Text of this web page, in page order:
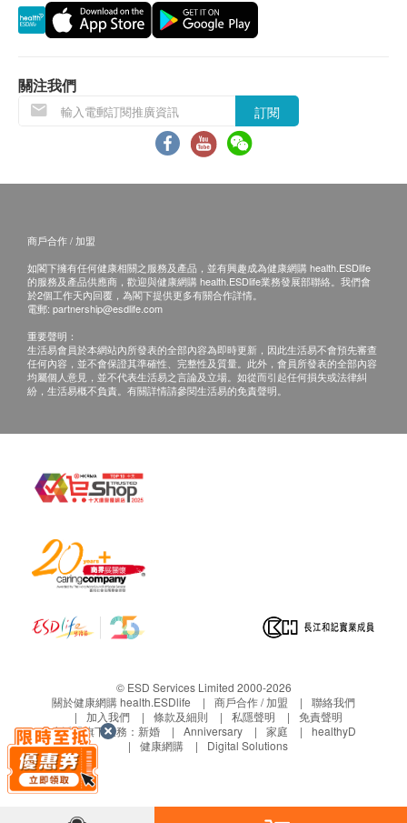
品牌
卓營方
美國
包裝
每兩粒含：
子100微克、生物素 1毫克、鎂20毫克
保證
1. 貨品質量保證，於顧客收到產品當日起計，食
換貨條款及細則
1. 當顧客收取已訂購之貨品時，有責任檢查貨品
是否有損毀情況，一經確認簽收，恕不接受退換。
2. 退換產品必須包裝完整，如退換之產品有任何
健康網購health.ESDlife客戶服務部跟進。
電郵: support@esdlife.com / 健康網購health.ESDlife
客服熱線: (852) 3151-2288
關注我們
訂閱
商戶合作 / 加盟
如閣下擁有任何健康相關之服務及產品，並有興趣成為健康網購 health.ESDlife
的服務及產品供應商，歡迎與健康網購 health.ESDlife業務發展部聯絡。我們會
於2個工作天內回覆，為閣下提供更多有關合作詳情。
電郵: partnership@esdlife.com
重要聲明：
生活易會員於本網站內所發表的全部內容為即時更新，因此生活易不會預先審查
任何內容，並不會保證其準確性、完整性及質量。此外，會員所發表的全部內容
均屬個人意見，並不代表生活易之言論及立場。如從而引起任何損失或法律糾
紛，生活易概不負責。有關詳情請參閱生活易的免責聲明。
© ESD Services Limited 2000-2026
關於健康網購 health.ESDlife
商戶合作 / 加盟
聯絡我們
加入我們
條款及細則 私隱聲明
免責聲明
生活易旗下業務： 新婚 Anniversary 家庭
healthyD
健康網購
Digital Solutions